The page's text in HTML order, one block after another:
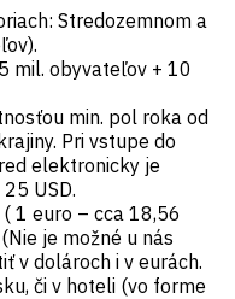
Stredozemnom a
mil. obyvateľov + 10
min. pol roka od
Pri vstupe do
elektronicky je
25 USD.
1 euro – cca 18,56
je možné u nás
v dolároch i v eurách.
či v hoteli (vo forme